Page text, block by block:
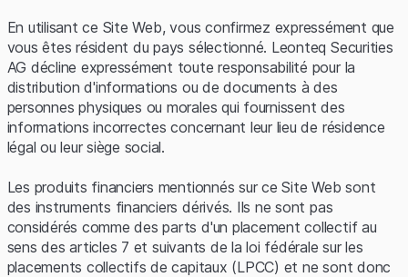
Erreur du serveur.
En utilisant ce Site Web, vous confirmez expressément que
vous êtes résident du pays sélectionné. Leonteq Securities
AG décline expressément toute responsabilité pour la
distribution d'informations ou de documents à des
personnes physiques ou morales qui fournissent des
informations incorrectes concernant leur lieu de résidence
légal ou leur siège social.
Les produits financiers mentionnés sur ce Site Web sont
des instruments financiers dérivés. Ils ne sont pas
considérés comme des parts d'un placement collectif au
sens des articles 7 et suivants de la loi fédérale sur les
placements collectifs de capitaux (LPCC) et ne sont donc